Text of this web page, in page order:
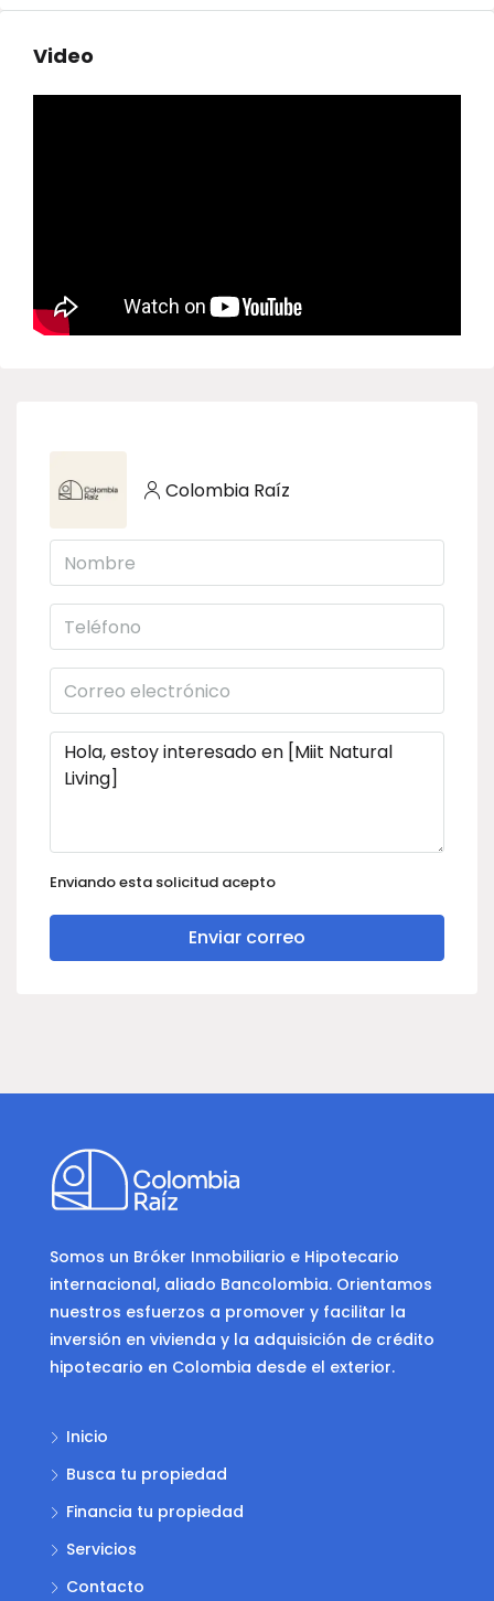
Video
Colombia Raíz
Enviando esta solicitud acepto
Enviar correo
Somos un Bróker Inmobiliario e Hipotecario
internacional, aliado Bancolombia. Orientamos
nuestros esfuerzos a promover y facilitar la
inversión en vivienda y la adquisición de crédito
hipotecario en Colombia desde el exterior.
Inicio
Busca tu propiedad
Financia tu propiedad
Servicios
Contacto